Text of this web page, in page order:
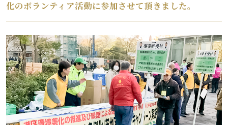
化のボランティア活動に参加させて頂きました。